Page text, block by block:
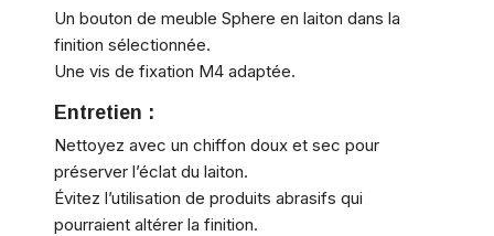
Un bouton de meuble Sphere en laiton dans la
finition sélectionnée.
Une vis de fixation M4 adaptée.
Entretien :
Nettoyez avec un chiffon doux et sec pour
préserver l’éclat du laiton.
Évitez l’utilisation de produits abrasifs qui
pourraient altérer la finition.